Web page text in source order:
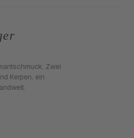
Zwei
Kerpen, ein